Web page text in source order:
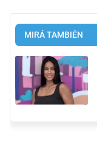
MIRÁ TAMBIÉN